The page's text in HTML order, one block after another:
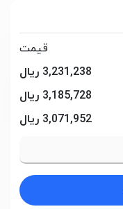
قیمت
3,231,238 ریال
3,185,728 ریال
3,071,952 ریال